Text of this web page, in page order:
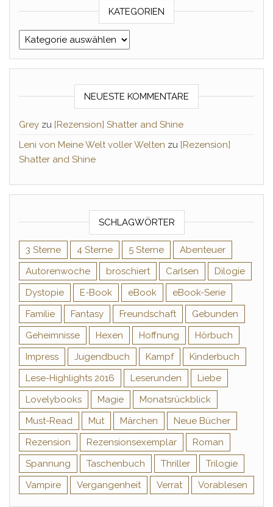
KATEGORIEN
Kategorien
NEUESTE KOMMENTARE
Grey zu [Rezension] Shatter and Shine
Leni von Meine Welt voller Welten zu [Rezension]
Shatter and Shine
SCHLAGWÖRTER
3 Sterne 4 Sterne 5 Sterne
Abenteuer
Autorenwoche
broschiert Carlsen
Dilogie
Dystopie
E-Book eBook
eBook-Serie
Familie
Fantasy Freundschaft
Gebunden
Geheimnisse
Hexen Hoffnung
Hörbuch
Impress
Jugendbuch Kampf
Kinderbuch
Lese-Highlights 2016
Leserunden
Liebe
Lovelybooks
Magie
Monatsrückblick
Must-Read
Mut Märchen
Neue Bücher
Rezension
Rezensionsexemplar
Roman
Spannung
Taschenbuch Thriller
Trilogie
Vampire
Vergangenheit Verrat Vorablesen